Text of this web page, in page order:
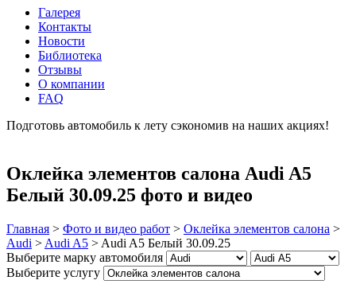
Галерея
Контакты
Новости
Библиотека
Отзывы
О компании
FAQ
Подготовь автомобиль к лету сэкономив на наших акциях!
Оклейка элементов салона Audi A5
Белый 30.09.25 фото и видео
Главная > Фото и видео работ > Оклейка элементов салона >
Audi > Audi A5 > Audi A5 Белый 30.09.25
Выберите марку автомобиля
Выберите услугу